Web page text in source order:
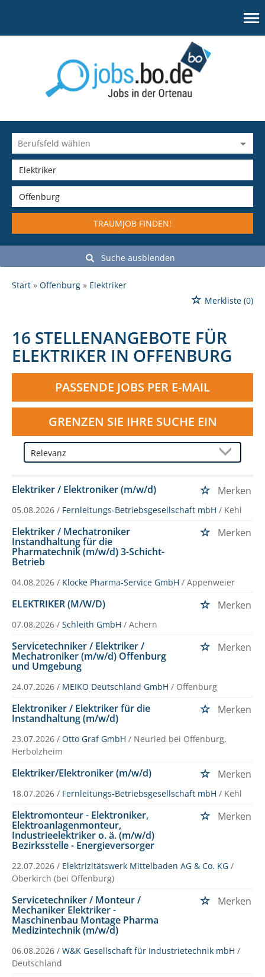
TRAUMJOB FINDEN!
Suche ausblenden
Start Offenburg
Elektriker
Merkliste (0)
16 STELLENANGEBOTE FÜR
ELEKTRIKER IN OFFENBURG
PASSENDE JOBS PER E-MAIL
GRENZEN SIE IHRE SUCHE EIN
Elektriker / Elektroniker (m/w/d) Merken
05.08.2026 / Fernleitungs-Betriebsgesellschaft mbH / Kehl
Elektriker / Mechatroniker
Instandhaltung für die
Pharmatechnik (m/w/d) 3-Schicht-
Betrieb
Merken
04.08.2026 / Klocke Pharma-Service GmbH / Appenweier
ELEKTRIKER (M/W/D) Merken
07.08.2026 / Schleith GmbH / Achern
Servicetechniker / Elektriker /
Mechatroniker (m/w/d) Offenburg
und Umgebung
Merken
24.07.2026 / MEIKO Deutschland GmbH / Offenburg
Elektroniker / Elektriker für die
Instandhaltung (m/w/d)
Merken
23.07.2026 / Otto Graf GmbH / Neuried bei Offenburg,
Herbolzheim
Elektriker/Elektroniker (m/w/d) Merken
18.07.2026 / Fernleitungs-Betriebsgesellschaft mbH / Kehl
Elektromonteur - Elektroniker,
Elektroanlagenmonteur,
Industrieelektriker o. ä. (m/w/d)
Bezirksstelle - Energieversorger
Merken
22.07.2026 / Elektrizitätswerk Mittelbaden AG & Co. KG /
Oberkirch (bei Offenburg)
Servicetechniker / Monteur /
Mechaniker Elektriker -
Maschinenbau Montage Pharma
Medizintechnik (m/w/d)
Merken
06.08.2026 / W&K Gesellschaft für Industrietechnik mbH /
Deutschland